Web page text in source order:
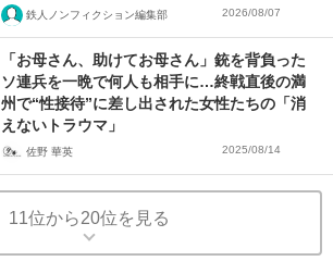
鉄人ノンフィクション編集部 2026/08/07
「お母さん、助けてお母さん」銃を背負った
ソ連兵を一晩で何人も相手に…終戦直後の満
州で“性接待”に差し出された女性たちの「消
えないトラウマ」
佐野 華英 2025/08/14
11位から20位を見る